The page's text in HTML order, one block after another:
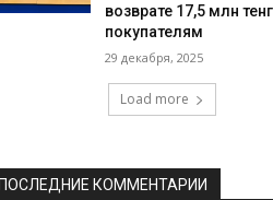
возврате 17,5 млн
покупателям
29 декабря, 2025
Load more
КОММЕНТАРИИ